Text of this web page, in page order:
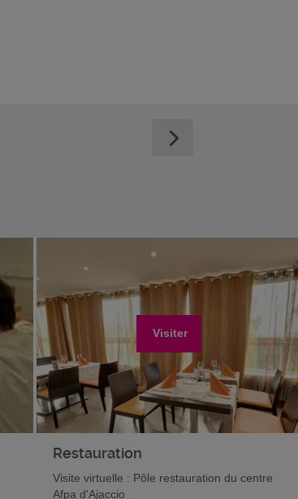
Visiter
Restauration
Visite virtuelle : Pôle restauration du centre
Afpa d'Ajaccio